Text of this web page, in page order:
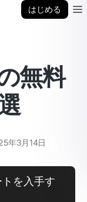
はじめる
無料
年3月14日
を入手す